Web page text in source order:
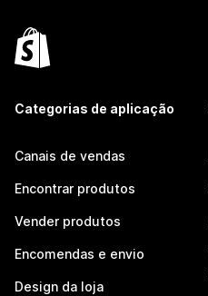
Categorias de aplicação
Canais de vendas
Encontrar produtos
Vender produtos
Encomendas e envio
Design da loja